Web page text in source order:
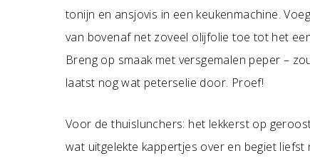
tonijn en ansjovis in een keukenmachine.
van bovenaf net zoveel olijfolie toe tot het
Breng op smaak met versgemalen peper –
laatst nog wat peterselie door. Proef!
Voor de thuislunchers: het lekkerst op
wat uitgelekte kappertjes over en begiet